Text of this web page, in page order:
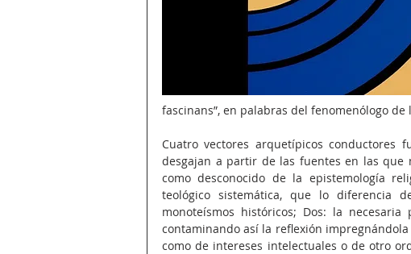
fascinans”, en palabras del fenomenólogo
Cuatro vectores arquetípicos conductores
desgajan a partir de las fuentes en las que
como desconocido de la epistemología
teológico sistemática, que lo diferencia
monoteísmos históricos; Dos: la
contaminando así la reflexión
como de intereses intelectuales o de otro